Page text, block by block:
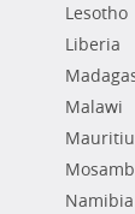
Lesotho
Liberia
Malawi
Namibia